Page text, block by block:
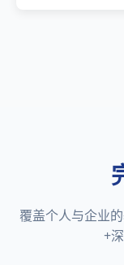
覆盖个人与企业
+